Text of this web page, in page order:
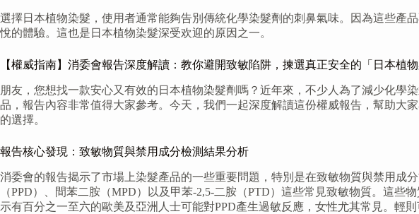
選擇日本植物染髮，使用者通常能夠告別傳統化學染髮劑的刺鼻氣味。因為這些產
悅的體驗。這也是日本植物染髮深受欢迎的原因之一。
【權威指南】消委會報告深度解讀：教你避開致敏陷阱，揀選真正安全的「日本植物
朋友，您想找一款安心又有效的日本植物染髮劑嗎？近年來，不少人為了減少化
品，報告內容非常值得大家參考。今天，我們一起深度解讀這份權威報告，幫助大
的選擇。
報告核心發現：致敏物質與禁用成分檢測結果分析
消委會的報告揭示了市場上染髮產品的一些重要問題，特別是在致敏物質與禁用成
（PPD）、間苯二胺（MPD）以及甲苯-2,5-二胺（PTD）這些常見致敏物質。這
示有百分之一至六的歐美及亞洲人士可能對PPD產生過敏反應，女性尤其常見。輕